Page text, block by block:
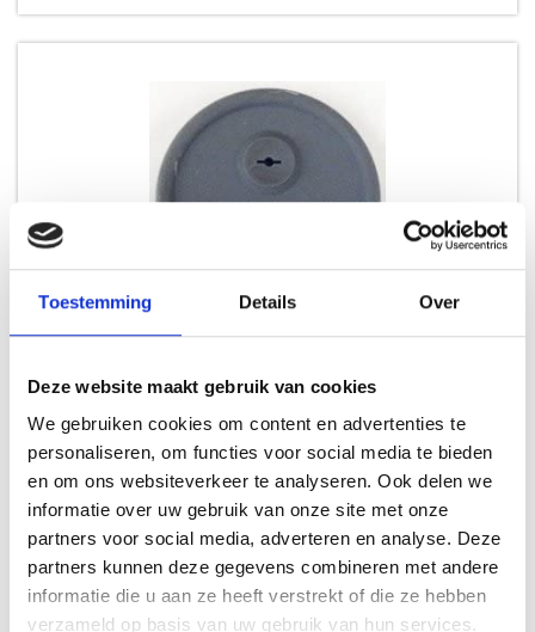
Toestemming Details Over
Deze website maakt gebruik van cookies
We gebruiken cookies om content en advertenties te
personaliseren, om functies voor social media te bieden
en om ons websiteverkeer te analyseren. Ook delen we
informatie over uw gebruik van onze site met onze
partners voor social media, adverteren en analyse. Deze
partners kunnen deze gegevens combineren met andere
informatie die u aan ze heeft verstrekt of die ze hebben
verzameld op basis van uw gebruik van hun services.
WEBER 85037 GROMMET, GRAY, SMC
RESERVE SMOKEY MOUNTAIN
7,99